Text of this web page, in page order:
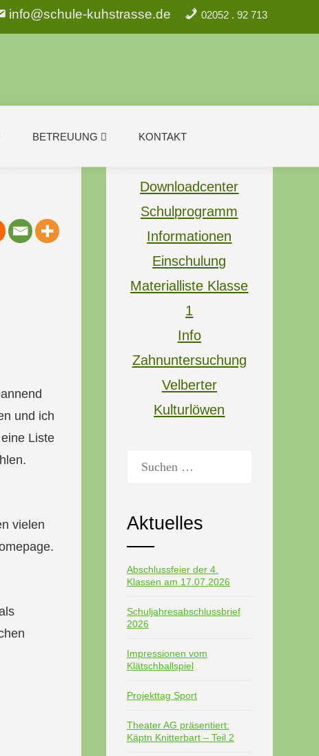
info@schule-kuhstrasse.de 02052 . 92 713
BETREUUNG KONTAKT
und ich
Liste
vielen
Downloadcenter
Schulprogramm
Informationen
Einschulung
Materialliste Klasse
1
Info
Zahnuntersuchung
Velberter
Kulturlöwen
nach:
Aktuelles
Abschlussfeier der 4.
Klassen am 17.07.2026
Schuljahresabschlussbrief
2026
Impressionen vom
Klätschballspiel
Projekttag Sport
Theater AG präsentiert:
Käptn Knitterbart – Teil 2